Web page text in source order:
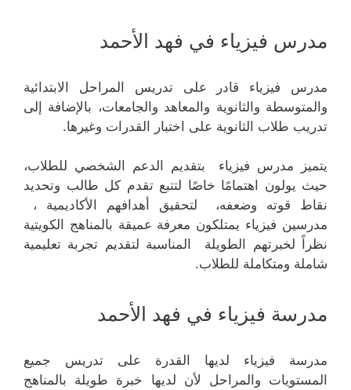
مدرس فيزياء في فهد الأحمد
مدرس فيزياء قادر على تدريس المراحل الابتدائية
والمتوسطة والثانوية والمعاهد والجامعات، بالإضافة إلى
تدريب طلاب الثانوية على اختبار القدرات وغيرها.
يتميز مدرس فيزياء بتقديم الدعم الشخصي للطلاب،
حيث يولون اهتمامًا خاصًا لتتبع تقدم كل طالب وتحديد
نقاط قوته وضعفه، لتحقيق أهدافهم الأكاديمية ،
مدرسين فيزياء يمتلكون معرفة عميقة بالمناهج الكويتية
نظراً لخبرتهم الطويلة المناسبة لتقديم تجربة تعليمية
شاملة ومتكاملة للطلاب.
مدرسة فيزياء في فهد الأحمد
مدرسة فيزياء لديها القدرة على تدريس جميع
المستويات والمراحل لأن لديها خبرة طويلة بالمناهج